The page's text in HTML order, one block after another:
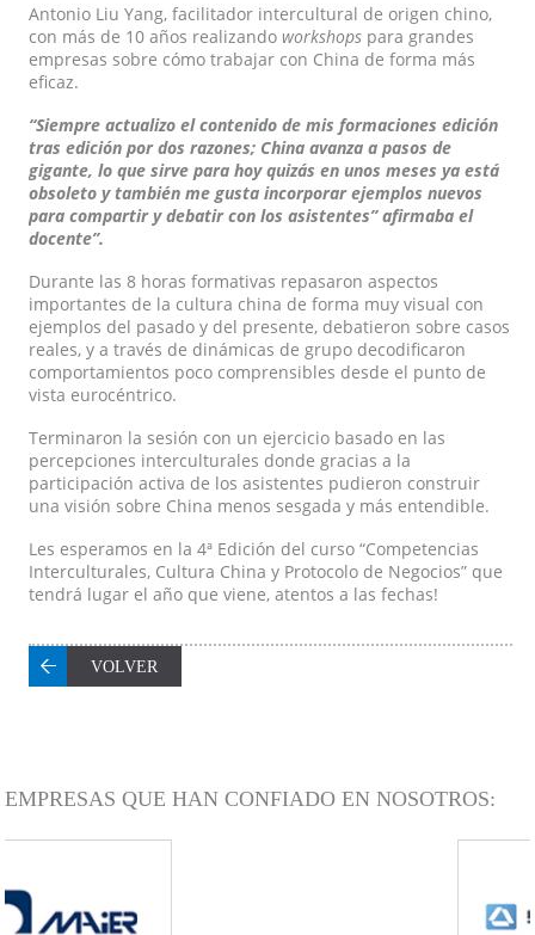
Antonio Liu Yang, facilitador intercultural de origen chino,
con más de 10 años realizandoworkshops para grandes
empresas sobre cómo trabajar con China de forma más
eficaz.
“Siempre actualizo el contenido de mis formaciones edición
tras edición por dos razones; China avanza a pasos de
gigante, lo que sirve para hoy quizás en unos meses ya está
obsoleto y también me gusta incorporar ejemplos nuevos
para compartir y debatir con los asistentes” afirmaba el
docente”.
Durante las 8 horas formativas repasaron aspectos
importantes de la cultura china de forma muy visual con
ejemplos del pasado y del presente, debatieron sobre casos
reales, y a través de dinámicas de grupo decodificaron
comportamientos poco comprensibles desde el punto de
vista eurocéntrico.
Terminaron la sesión con un ejercicio basado en las
percepciones interculturales donde gracias a la
participación activa de los asistentes pudieron construir
una visión sobre China menos sesgada y más entendible.
Les esperamos en la 4ª Edición del curso “Competencias
Interculturales, Cultura China y Protocolo de Negocios” que
tendrá lugar el año que viene, atentos a las fechas!
VOLVER
EMPRESAS QUE HAN CONFIADO EN NOSOTROS: